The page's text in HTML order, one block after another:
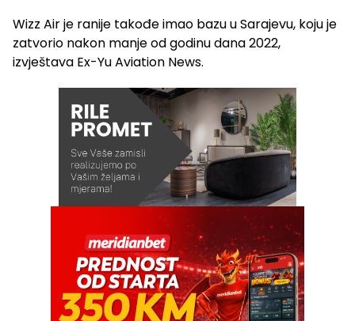
Wizz Air je ranije takođe imao bazu u Sarajevu, koju je
zatvorio nakon manje od godinu dana 2022,
izvještava Ex-Yu Aviation News.